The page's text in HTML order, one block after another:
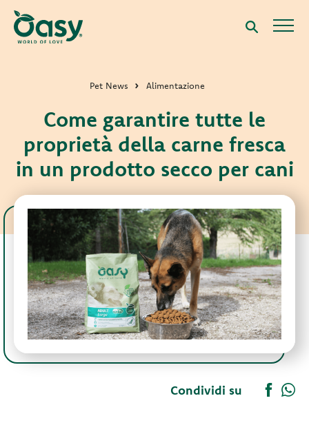
Pet News Alimentazione
Come garantire tutte le
proprietà della carne fresca
in un prodotto secco per cani
Condividi su